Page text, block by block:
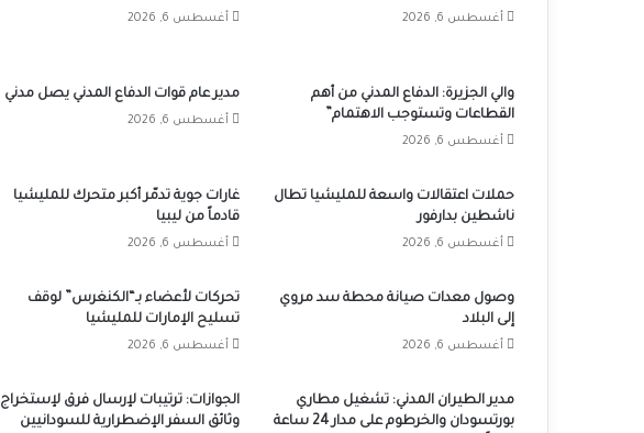
أغسطس 6, 2026 أغسطس 6, 2026
والي الجزيرة: الدفاع المدني من أهم
القطاعات وتستوجب الاهتمام”
أغسطس 6, 2026
مدير عام قوات الدفاع المدني يصل مدني
أغسطس 6, 2026
حملات اعتقالات واسعة للمليشيا تطال
ناشطين بدارفور
أغسطس 6, 2026
غارات جوية تدمّر أكبر متحرك للمليشيا
قادماً من ليبيا
أغسطس 6, 2026
وصول معدات صيانة محطة سد مروي
إلى البلاد
أغسطس 6, 2026
تحركات لأعضاء بـ“الكنغرس” لوقف
تسليح الإمارات للمليشيا
أغسطس 6, 2026
مدير الطيران المدني: تشغيل مطاري
بورتسودان والخرطوم على مدار 24 ساعة
الجوازات: ترتيبات لإرسال فرق لإستخراج
وثائق السفر الإضطرارية للسودانيين